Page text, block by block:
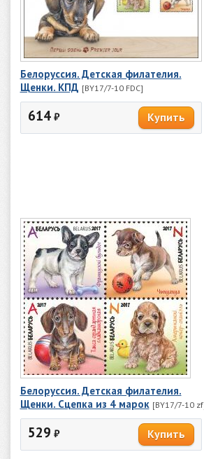
Белоруссия. Детская филателия.
Щенки. КПД [BY17/7-10 FDC]
614 ₽
Белоруссия. Детская филателия.
Щенки. Сцепка из 4 марок [BY17/7-10
529 ₽